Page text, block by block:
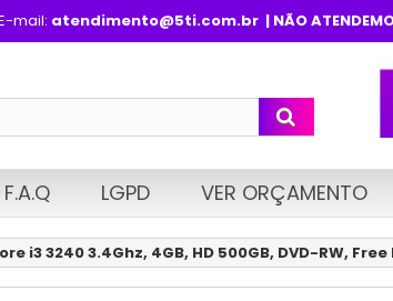
mail: atendimento@5ti.com.br| NÃO
F.A.Q LGPD VER ORÇAMENTO
i3 3240 3.4Ghz, 4GB, HD 500GB, DVD-RW, Free